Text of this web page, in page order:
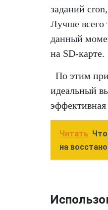
заданий
Лучше всего
данный
на SD-карте.
По этим
идеальный
эффективная
Читать
на